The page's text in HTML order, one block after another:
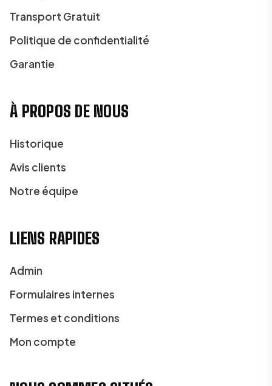
Transport Gratuit
Politique de confidentialité
Garantie
À PROPOS DE NOUS
Historique
Avis clients
Notre équipe
LIENS RAPIDES
Admin
Formulaires internes
Termes et conditions
Mon compte